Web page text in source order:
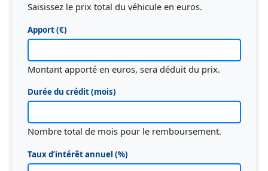
Saisissez le prix total du véhicule en euros.
Apport (€)
Montant apporté en euros, sera déduit du prix.
Durée du crédit (mois)
Nombre total de mois pour le remboursement.
Taux d’intérêt annuel (%)